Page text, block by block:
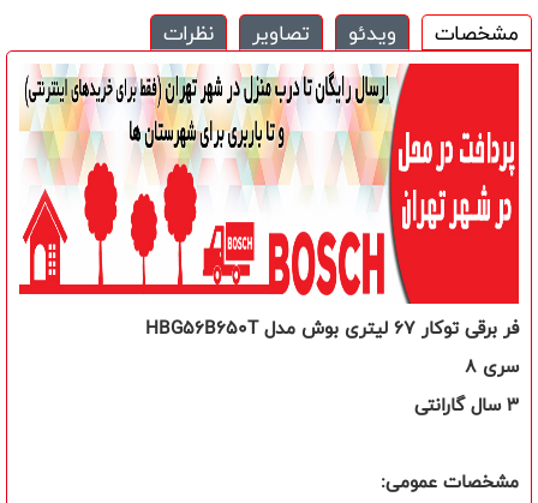
مشخصات ویدئو تصاویر نظرات
فر برقی توکار67لیتری بوش مدلHBG56B650T
سری 8
3 سال گارانتی
مشخصات عمومی: